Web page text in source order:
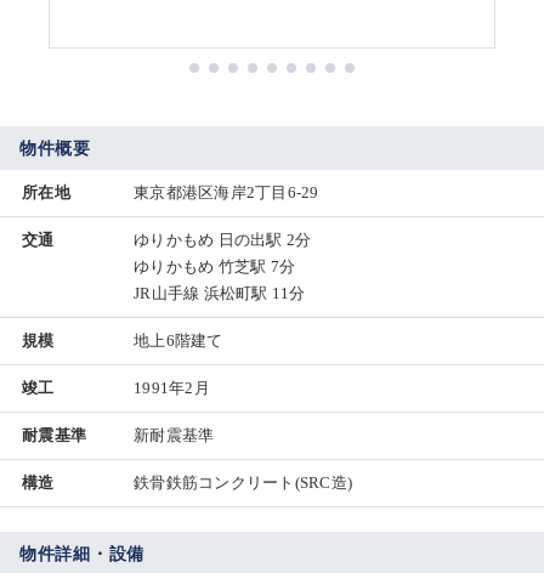
物件概要
所在地 東京都港区海岸2丁目6-29
交通
ゆりかもめ 日の出駅 2分
ゆりかもめ 竹芝駅 7分
JR山手線 浜松町駅 11分
規模 地上6階建て
竣工 1991年2月
耐震基準 新耐震基準
構造 鉄骨鉄筋コンクリート(SRC造)
物件詳細・設備